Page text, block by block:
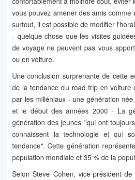
vous pouvez amener des amis comme
surtout, il est possible de modifier
- quelque chose que les visites
de voyage ne peuvent pas vous
ou en voiture.
Une conclusion surprenante de cette
de la tendance du road trip en voiture
par les milléniaux - une génération
et le début des années 2000 - La
génération des jeunes "qui ont
connaissent la technologie et qui
tendance". Cette génération
population mondiale et 35 % de la
Selon Steve Cohen, vice-président